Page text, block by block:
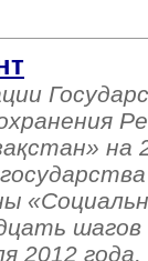
на
2012